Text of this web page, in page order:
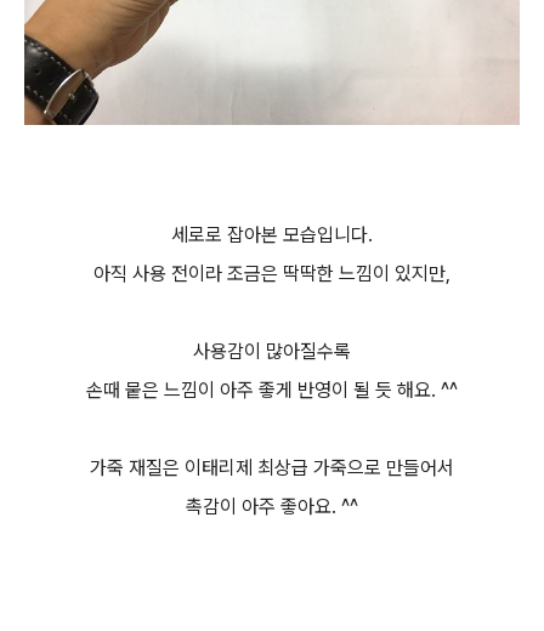
세로로 잡아본 모습입니다.
아직 사용 전이라 조금은 딱딱한 느낌이 있지만,
사용감이 많아질수록
손때 뭍은 느낌이 아주 좋게 반영이 될 듯 해요. ^^
가죽 재질은 이태리제 최상급 가죽으로 만들어서
촉감이 아주 좋아요. ^^